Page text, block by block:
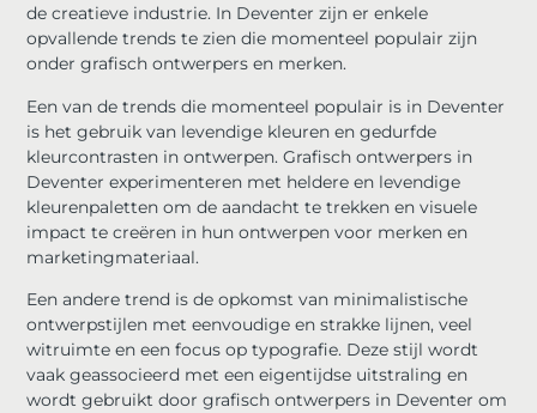
de creatieve industrie. In Deventer zijn er enkele
opvallende trends te zien die momenteel populair zijn
onder grafisch ontwerpers en merken.
Een van de trends die momenteel populair is in Deventer
is het gebruik van levendige kleuren en gedurfde
kleurcontrasten in ontwerpen. Grafisch ontwerpers in
Deventer experimenteren met heldere en levendige
kleurenpaletten om de aandacht te trekken en visuele
impact te creëren in hun ontwerpen voor merken en
marketingmateriaal.
Een andere trend is de opkomst van minimalistische
ontwerpstijlen met eenvoudige en strakke lijnen, veel
witruimte en een focus op typografie. Deze stijl wordt
vaak geassocieerd met een eigentijdse uitstraling en
wordt gebruikt door grafisch ontwerpers in Deventer om